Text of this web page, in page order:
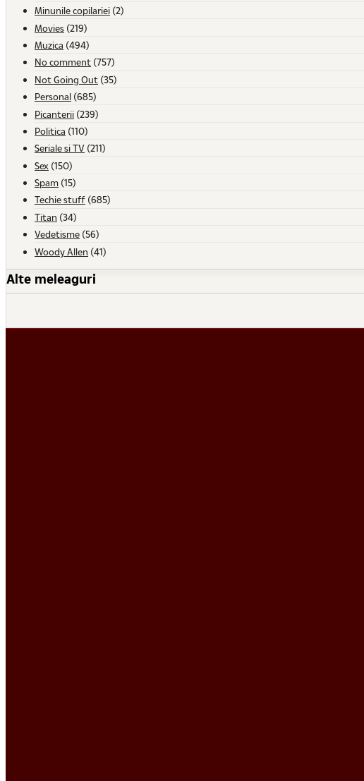
Minunile copilariei (2)
Movies (219)
Muzica (494)
No comment (757)
Not Going Out (35)
Personal (685)
Picanterii (239)
Politica (110)
Seriale si TV (211)
Sex (150)
Spam (15)
Techie stuff (685)
Titan (34)
Vedetisme (56)
Woody Allen (41)
Alte meleaguri